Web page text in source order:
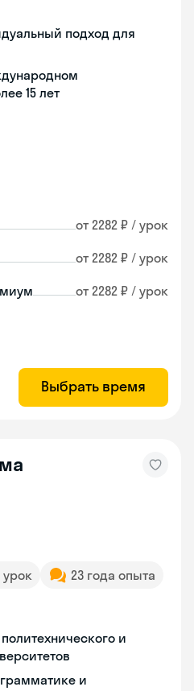
подход для
15 лет
от 2282 ₽ / урок
от 2282 ₽ / урок
от 2282 ₽ / урок
Выбрать время
урок
23 года опыта
и
и